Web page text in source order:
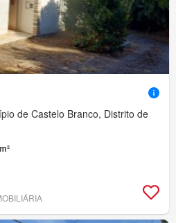
de Castelo Branco, Distrito de